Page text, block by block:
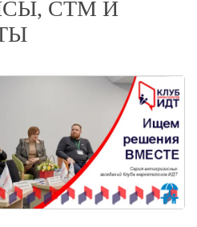
СТМ И